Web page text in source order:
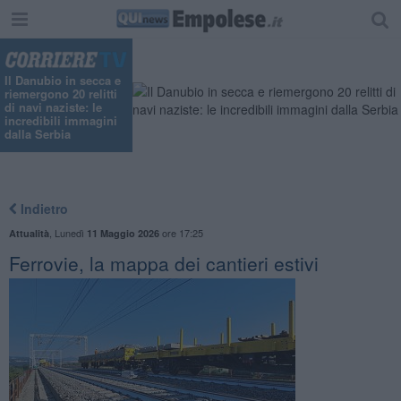
Il Danubio in secca e
riemergono 20 relitti
di navi naziste: le
incredibili immagini
dalla Serbia
Indietro
Attualità Lunedì 11 Maggio 2026ore 17:25
Ferrovie, la mappa dei cantieri estivi